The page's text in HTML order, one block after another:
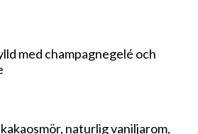
med champagnegelé och
naturlig vaniljarom,